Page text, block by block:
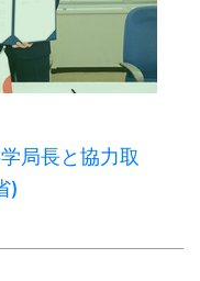
局長と協力取
)